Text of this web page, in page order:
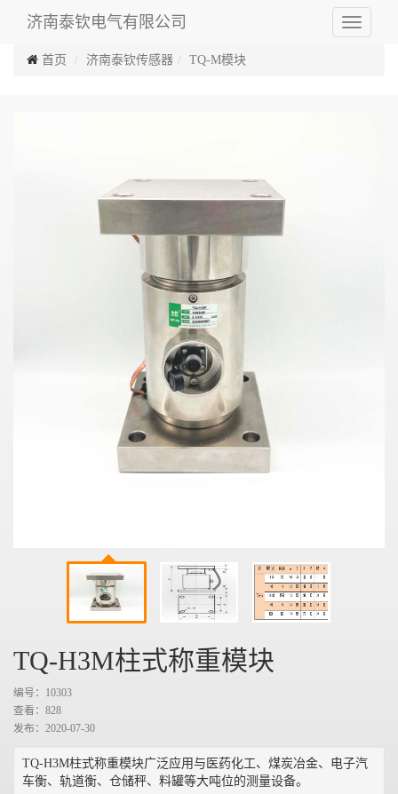
济南泰钦电气有限公司
Toggle
首页
济南泰钦传感器 TQ-M模块
TQ-H3M柱式称重模块
编号：10303
查看： 828
发布：2020-07-30
TQ-H3M柱式称重模块广泛应用与医药化工、煤炭冶金、电子汽
车衡、轨道衡、仓储秤、料罐等大吨位的测量设备。